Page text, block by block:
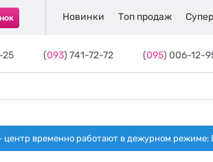
Новинки Топ продаж
25 (093) 741-72-72 (095) 006-12-
временно работают в дежурном режиме: